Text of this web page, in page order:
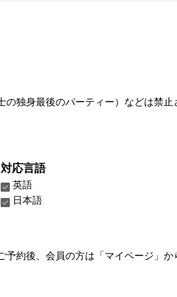
独身最後のパーティー）などは禁止
対応言語
英語
日本語
約後、会員の方は「マイページ」